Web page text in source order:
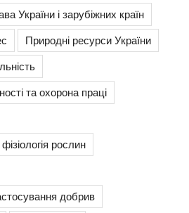
України і зарубіжних країн
Природні ресурси України
та охорона праці
фізіологія рослин
добрив